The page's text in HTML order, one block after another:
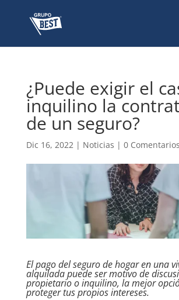
¿Puede exigir el
inquilino la
de un seguro?
Dic 16, 2022| Noticias | 0 Comentarios
El pago del seguro de hogar en una
alquilada puede ser motivo de
propietario o inquilino, la mejor
proteger tus propios intereses.